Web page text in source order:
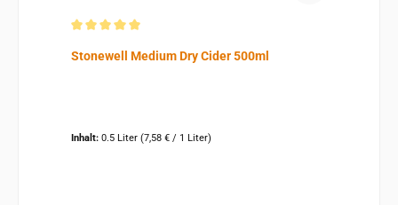
Stonewell Medium Dry Cider 500ml
Inhalt: 0.5 Liter (7,58 € / 1 Liter)